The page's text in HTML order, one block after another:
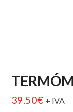
39.50€ + IVA